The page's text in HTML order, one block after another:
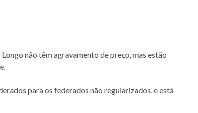
não têm agravamento de preço, mas estão
para os federados não regularizados, e está